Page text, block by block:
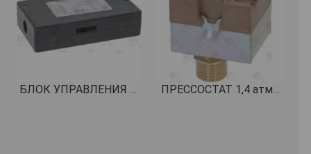
БЛОК УПРАВЛЕНИЯ ДОЗАТОРА 1-2-3 ГРУППЫ 230В КОД: 1054023 ПРЕССОСТАТ 1,4 атм. 16А 250В 1/4" КОД: 1320001